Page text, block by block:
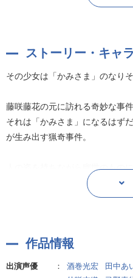
それは「かみさま」になるはず
人の姿を持ちながら幽世のもの
そして、その隣には「かみさま
数奇な運命のもとに生まれ――
世の狂気のなかで互いの存在意義
ストーリー・キャ
その少女は「かみさま」のな
藤咲藤花の元に訪れる奇妙な事件
それは「かみさま」になるはず
が生み出す猟奇事件。
人の姿を持ちながら幽世のもの
解決に自分の居場所を求めて歩
そして、その隣には「かみさま
数奇な運命のもとに生まれ――そ
これは、夢現の狭間に揺れる一
作品情報
出演声優 ： 酒巻光宏 田中あ